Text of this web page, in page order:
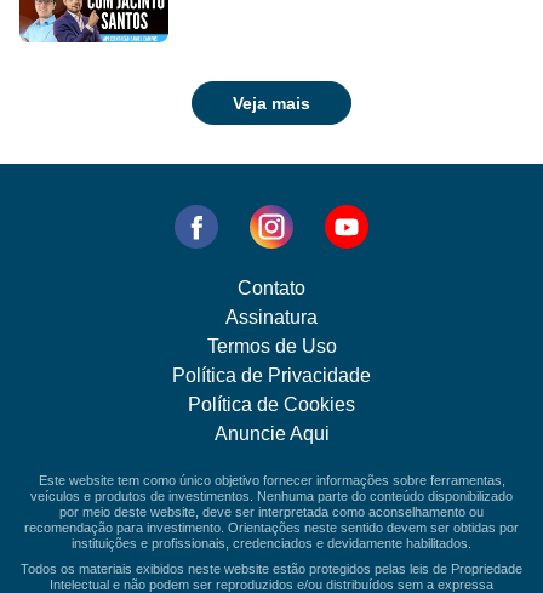
Veja mais
Contato
Assinatura
Termos de Uso
Política de Privacidade
Política de Cookies
Anuncie Aqui
Este website tem como único objetivo fornecer informações sobre ferramentas,
veículos e produtos de investimentos. Nenhuma parte do conteúdo disponibilizado
por meio deste website, deve ser interpretada como aconselhamento ou
recomendação para investimento. Orientações neste sentido devem ser obtidas por
instituições e profissionais, credenciados e devidamente habilitados.
Todos os materiais exibidos neste website estão protegidos pelas leis de Propriedade
Intelectual e não podem ser reproduzidos e/ou distribuídos sem a expressa